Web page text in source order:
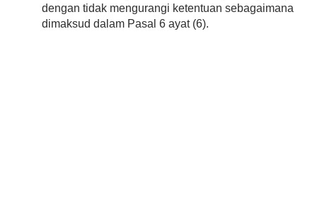
dengan tidak mengurangi ketentuan sebagaimana
dimaksud dalam Pasal 6 ayat (6).